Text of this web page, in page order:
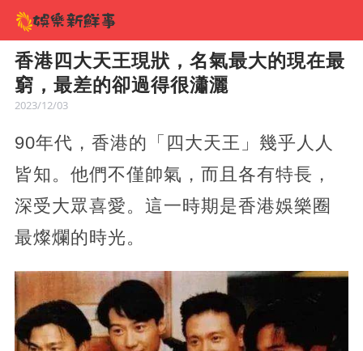
香港四大天王現狀，名氣最大的現在最
窮，最差的卻過得很瀟灑
2023/12/03
90年代，香港的「四大天王」幾乎人人
皆知。他們不僅帥氣，而且各有特長，
深受大眾喜愛。這一時期是香港娛樂圈
最燦爛的時光。